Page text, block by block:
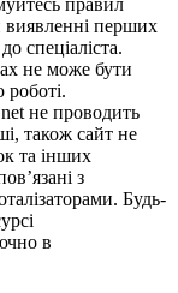
виявленні перших
спеціаліста.
не може бути
роботі.
не проводить
також сайт не
та інших
з
Будь-
в